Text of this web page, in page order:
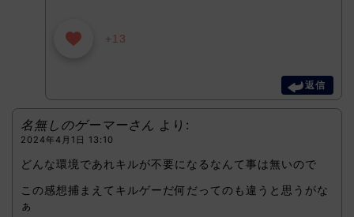
+13
返信
名無しのゲーマーさん より:
2024年4月1日 13:10
どんな環境であれキルが不要になるなんて事は無いので
この感想捕まえてキルゲーだ何だってのも違うと思うがな
ぁ